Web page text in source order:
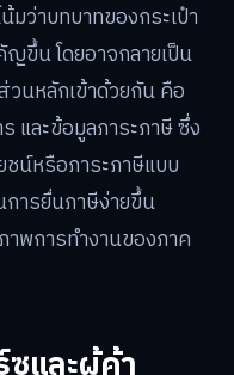
มว่าบทบาทของกระเป๋า
ขึ้น โดยอาจกลายเป็น
วนหลักเข้าด้วยกัน คือ
และข้อมูลภาระภาษี ซึ่ง
น์หรือภาระภาษีแบบ
การยื่นภาษีง่ายขึ้น
าพการทำงานของภาค
ซและผู้ค้า